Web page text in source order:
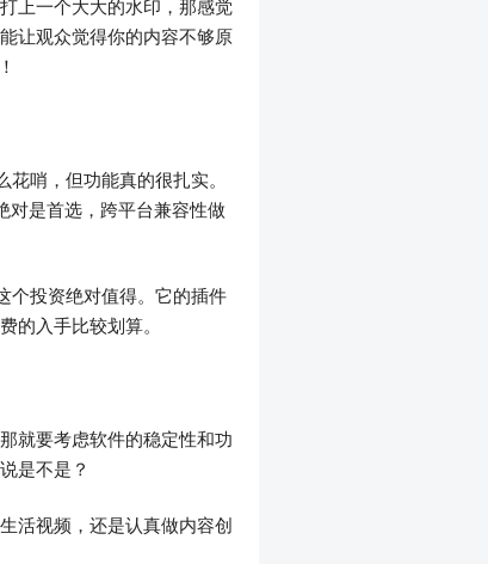
上一个大大的水印，那感觉
让观众觉得你的内容不够原
哨，但功能真的很扎实。
是首选，跨平台兼容性做
个投资绝对值得。它的插件
的入手比较划算。
就要考虑软件的稳定性和功
是不是？
活视频，还是认真做内容创